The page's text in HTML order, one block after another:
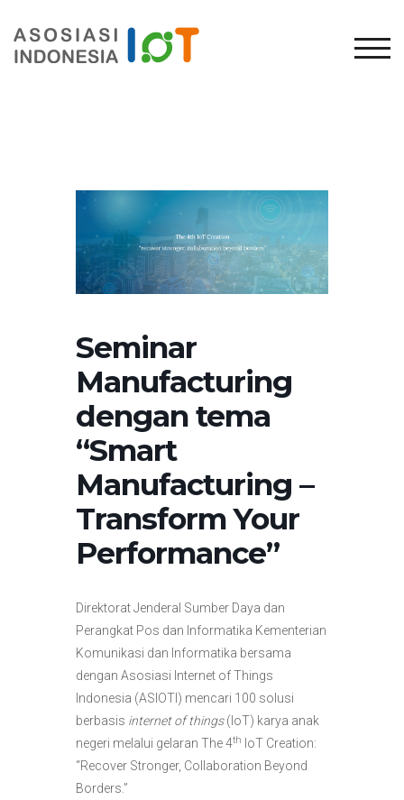
Seminar
Manufacturing
dengan tema
“Smart
Manufacturing –
Transform Your
Performance”
Direktorat Jenderal Sumber Daya dan
Perangkat Pos dan Informatika Kementerian
Komunikasi dan Informatika bersama
dengan Asosiasi Internet of Things
Indonesia (ASIOTI) mencari 100 solusi
berbasis internet of things(IoT) karya anak
negeri melalui gelaran The 4th
IoT Creation:
“Recover Stronger, Collaboration Beyond
Borders.”